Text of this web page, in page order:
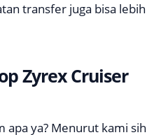
transfer juga bisa lebih
Zyrex Cruiser
apa ya? Menurut kami sih